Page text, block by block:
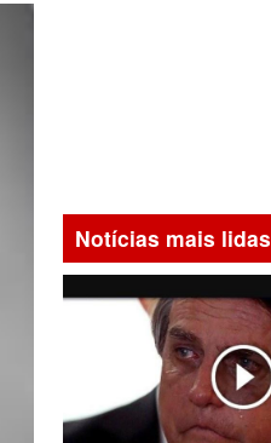
Notícias mais lidas